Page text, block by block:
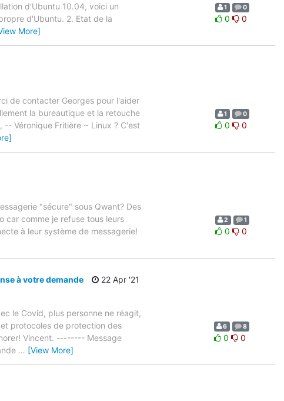
d'Ubuntu 10.04, voici un
d'Ubuntu. 2. Etat de la
More]
1 0
0 0
de contacter Georges pour l'aider
la bureautique et la retouche
Véronique Fritière ~ Linux ? C'est
1 0
0 0
"sécure" sous Qwant? Des
car comme je refuse tous leurs
à leur système de messagerie!
2 1
0 0
à votre demande
22 Apr '21
le Covid, plus personne ne réagit,
protocoles de protection des
Vincent. -------- Message
… [View More]
6 8
0 0